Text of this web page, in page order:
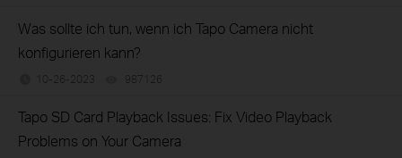
Was sollte ich tun, wenn ich Tapo Camera nicht
konfigurieren kann?
10-26-2023 987126
Tapo SD Card Playback Issues: Fix Video Playback
Problems on Your Camera